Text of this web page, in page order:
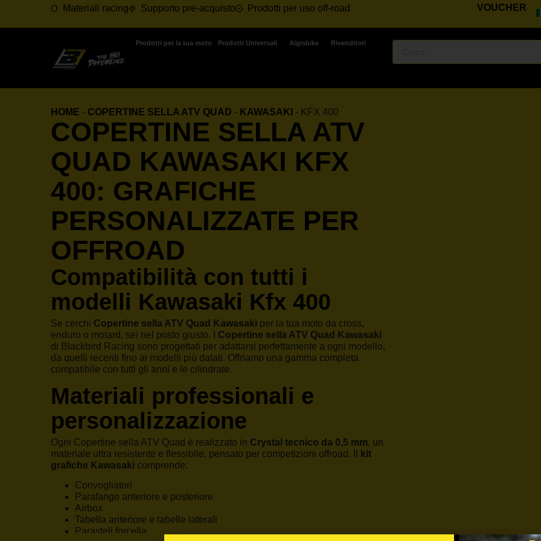
Materiali racing Supporto pre-acquisto Prodotti per uso off-road VOUCHER
Prodotti per la tua moto Prodotti Universali Algisbike Rivenditori
HOME - COPERTINE SELLA ATV QUAD - KAWASAKI - KFX 400
COPERTINE SELLA ATV
QUAD KAWASAKI KFX
400: GRAFICHE
PERSONALIZZATE PER
OFFROAD
Compatibilità con tutti i
modelli Kawasaki Kfx 400
Se cerchi Copertine sella ATV Quad Kawasaki per la tua moto da cross,
enduro o motard, sei nel posto giusto. I Copertine sella ATV Quad Kawasaki
di Blackbird Racing sono progettati per adattarsi perfettamente a ogni modello,
da quelli recenti fino ai modelli più datati. Offriamo una gamma completa
compatibile con tutti gli anni e le cilindrate.
Materiali professionali e
personalizzazione
Ogni Copertine sella ATV Quad è realizzato in Crystal tecnico da 0,5 mm, un
materiale ultra resistente e flessibile, pensato per competizioni offroad. Il
kit
grafiche Kawasaki comprende:
Convogliatori
Parafango anteriore e posteriore
Airbox
Tabella anteriore e tabelle laterali
Parasteli forcella